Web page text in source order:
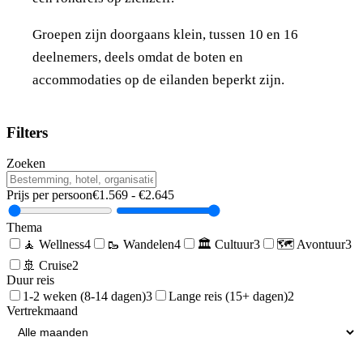
Groepen zijn doorgaans klein, tussen 10 en 16
deelnemers, deels omdat de boten en
accommodaties op de eilanden beperkt zijn.
Filters
Zoeken
Prijs per persoon€1.569 - €2.645
Thema
🧘 Wellness4 🥾 Wandelen4 🏛️ Cultuur3 🗺️ Avontuur3
🚢 Cruise2
Duur reis
1-2 weken (8-14 dagen)3 Lange reis (15+ dagen)2
Vertrekmaand